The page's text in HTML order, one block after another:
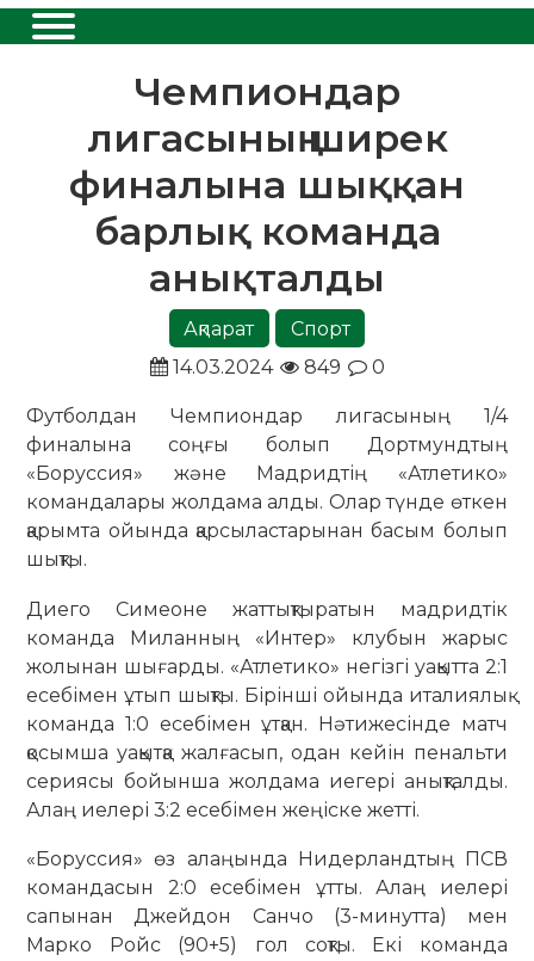
Чемпиондар
лигасының ширек
финалына шыққан
барлық команда
анықталды
Ақпарат
Спорт
14.03.2024
849 0
Футболдан Чемпиондар лигасының 1/4
финалына соңғы болып Дортмундтың
«Боруссия» және Мадридтің «Атлетико»
командалары жолдама алды. Олар түнде өткен
қарымта ойында қарсыластарынан басым болып
шықты.
Диего Симеоне жаттықтыратын мадридтік
команда Миланның «Интер» клубын жарыс
жолынан шығарды. «Атлетико» негізгі уақытта 2:1
есебімен ұтып шықты. Бірінші ойында италиялық
команда 1:0 есебімен ұтқан. Нәтижесінде матч
қосымша уақытқа жалғасып, одан кейін пенальти
сериясы бойынша жолдама иегері анықталды.
Алаң иелері 3:2 есебімен жеңіске жетті.
«Боруссия» өз алаңында Нидерландтың ПСВ
командасын 2:0 есебімен ұтты. Алаң иелері
сапынан Джейдон Санчо (3-минутта) мен
Марко Ройс (90+5) гол соқты. Екі команда